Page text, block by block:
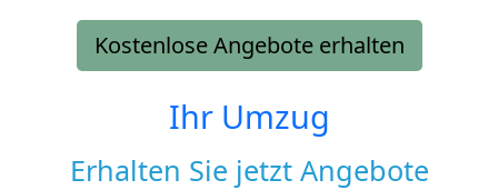
Kostenlose Angebote erhalten
Ihr Umzug
Erhalten Sie jetzt Angebote